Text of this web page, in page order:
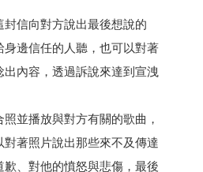
信向對方說出最後想說的
身邊信任的人聽，也可以對著
內容，透過訴說來達到宣洩
並播放與對方有關的歌曲，
對著照片說出那些來不及傳達
歉、對他的憤怒與悲傷，最後